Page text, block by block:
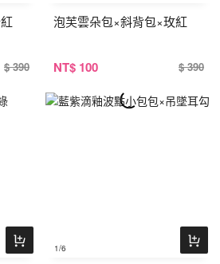
$ 390
泡芙雲朵包×斜背包×玫紅
NT$ 100 $ 390
1/6